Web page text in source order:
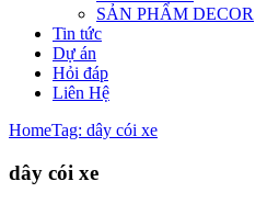
SẢN PHẨM DECOR
Tin tức
Dự án
Hỏi đáp
Liên Hệ
HomeTag: dây cói xe
dây cói xe